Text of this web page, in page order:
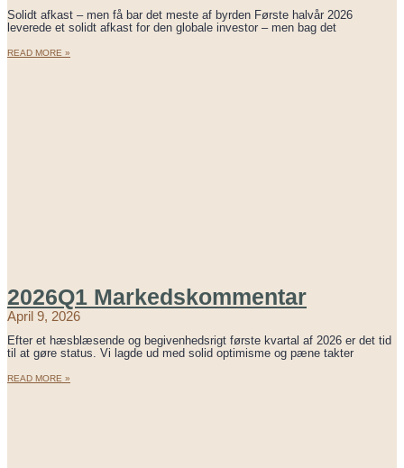
Solidt afkast – men få bar det meste af byrden Første halvår 2026
leverede et solidt afkast for den globale investor – men bag det
READ MORE »
2026Q1 Markedskommentar
April 9, 2026
Efter et hæsblæsende og begivenhedsrigt første kvartal af 2026 er det tid
til at gøre status. Vi lagde ud med solid optimisme og pæne takter
READ MORE »